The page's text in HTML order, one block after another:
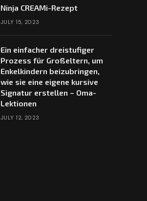
Ninja CREAMi-Rezept
JULY 15, 2023
Ein einfacher dreistufiger
Prozess für Großeltern, um
Enkelkindern beizubringen,
wie sie eine eigene kursive
Signatur erstellen – Oma-
Lektionen
JULY 12, 2023